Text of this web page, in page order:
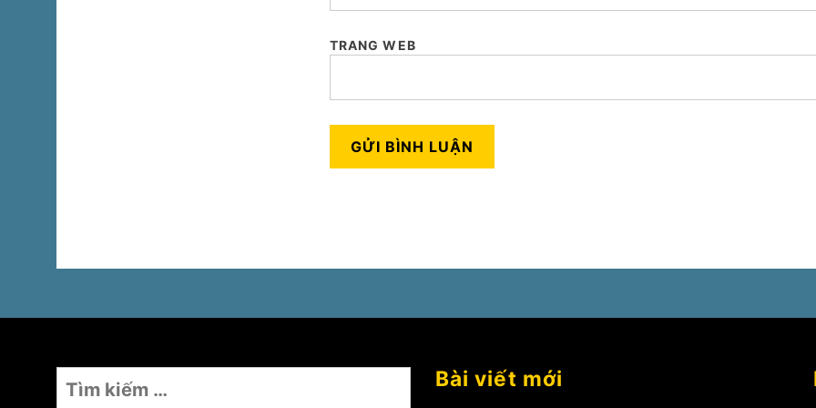
TRANG WEB
Tìm
Bài viết mới